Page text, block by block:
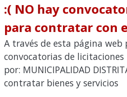
:( NO hay
para contratar con
A través de esta página web
convocatorias de
por: MUNICIPALIDAD
contratar bienes y servicios